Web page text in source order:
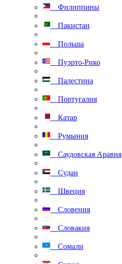
Филиппины
Пакистан
Польша
Пуэрто-Рико
Палестина
Португалия
Катар
Румыния
Саудовская Аравия
Судан
Швеция
Словения
Словакия
Сомали